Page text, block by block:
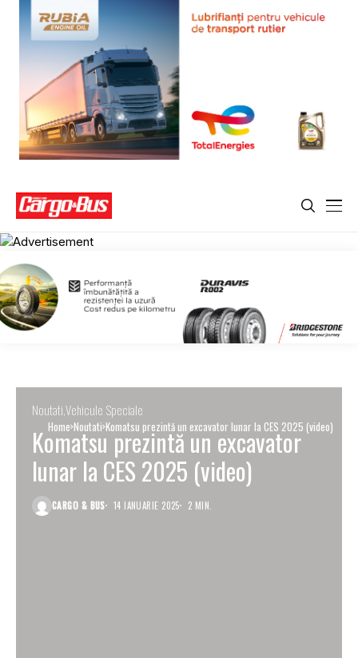
Home Noutati Komatsu prezintă un excavator lunar la CES 2025 (video)
NoutatiVehicule Speciale
Komatsu prezintă un excavator
lunar la CES 2025 (video)
CARGO & BUS 14 IANUARIE 2025 2 MIN.